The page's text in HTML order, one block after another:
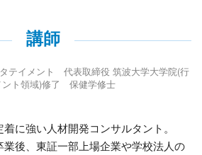
講師
テイメント 代表取締役 筑波大学大学院(行
ント領域)修了 保健学修士
に強い人材開発コンサルタント。
後、東証一部上場企業や学校法人の